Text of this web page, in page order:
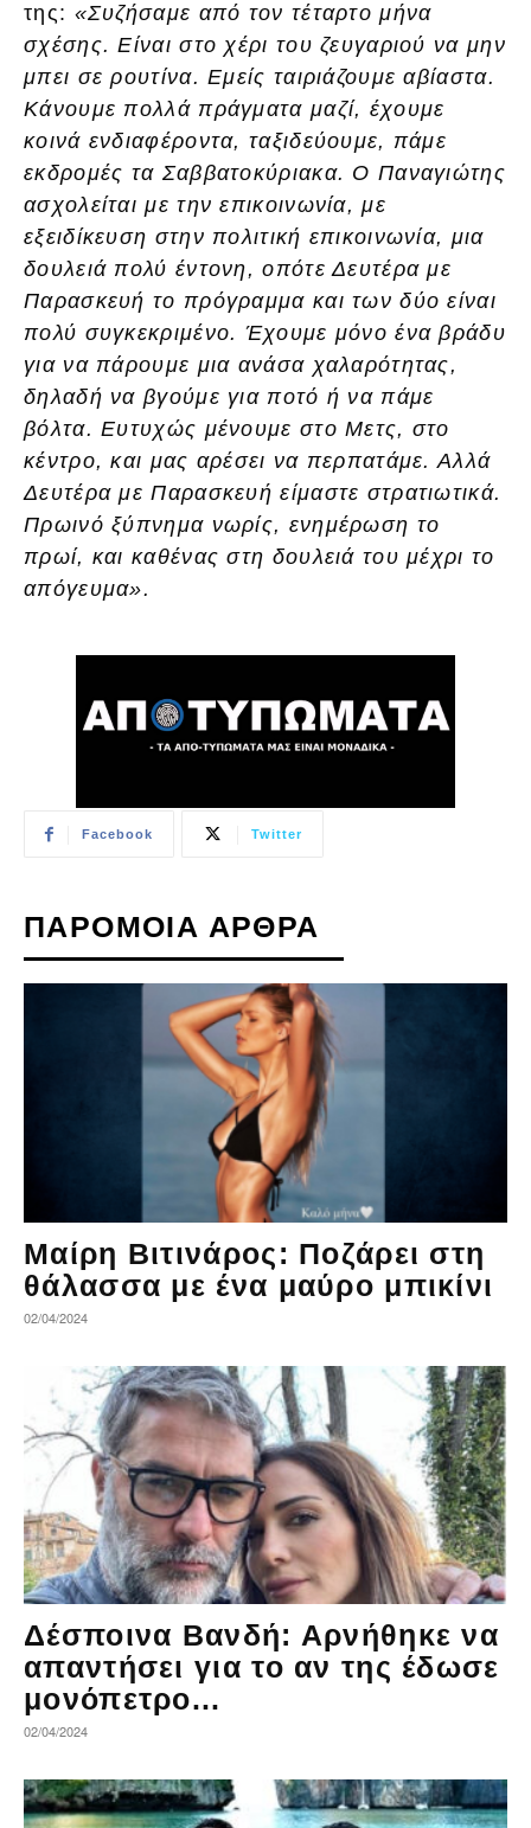
της: «Συζήσαμε από τον τέταρτο μήνα
σχέσης. Είναι στο χέρι του ζευγαριού να μην
μπει σε ρουτίνα. Εμείς ταιριάζουμε αβίαστα.
Κάνουμε πολλά πράγματα μαζί, έχουμε
κοινά ενδιαφέροντα, ταξιδεύουμε, πάμε
εκδρομές τα Σαββατοκύριακα. Ο Παναγιώτης
ασχολείται με την επικοινωνία, με
εξειδίκευση στην πολιτική επικοινωνία, μια
δουλειά πολύ έντονη, οπότε Δευτέρα με
Παρασκευή το πρόγραμμα και των δύο είναι
πολύ συγκεκριμένο. Έχουμε μόνο ένα βράδυ
για να πάρουμε μια ανάσα χαλαρότητας,
δηλαδή να βγούμε για ποτό ή να πάμε
βόλτα. Ευτυχώς μένουμε στο Μετς, στο
κέντρο, και μας αρέσει να περπατάμε. Αλλά
Δευτέρα με Παρασκευή είμαστε στρατιωτικά.
Πρωινό ξύπνημα νωρίς, ενημέρωση το
πρωί, και καθένας στη δουλειά του μέχρι το
απόγευμα».
Facebook Twitter
ΠΑΡΟΜΟΙΑ ΑΡΘΡΑ
Μαίρη Βιτινάρος: Ποζάρει στη
θάλασσα με ένα μαύρο μπικίνι
02/04/2024
Δέσποινα Βανδή: Αρνήθηκε να
απαντήσει για το αν της έδωσε
μονόπετρο...
02/04/2024